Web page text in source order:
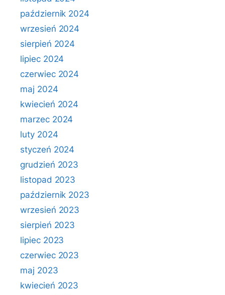
październik 2024
wrzesień 2024
sierpień 2024
lipiec 2024
czerwiec 2024
maj 2024
kwiecień 2024
marzec 2024
luty 2024
styczeń 2024
grudzień 2023
listopad 2023
październik 2023
wrzesień 2023
sierpień 2023
lipiec 2023
czerwiec 2023
maj 2023
kwiecień 2023